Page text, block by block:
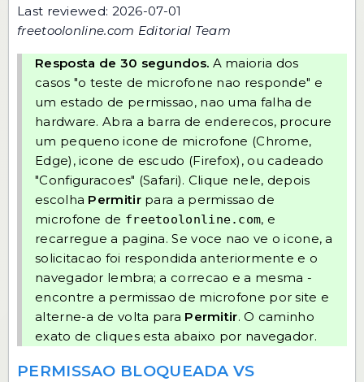
Last reviewed: 2026-07-01
freetoolonline.com Editorial Team
Resposta de 30 segundos. A maioria dos
casos "o teste de microfone nao responde" e
um estado de permissao, nao uma falha de
hardware. Abra a barra de enderecos, procure
um pequeno icone de microfone (Chrome,
Edge), icone de escudo (Firefox), ou cadeado
"Configuracoes" (Safari). Clique nele, depois
escolha Permitirpara a permissao de
microfone de freetoolonline.com, e
recarregue a pagina. Se voce nao ve o icone, a
solicitacao foi respondida anteriormente e o
navegador lembra; a correcao e a mesma -
encontre a permissao de microfone por site e
alterne-a de volta para Permitir. O caminho
exato de cliques esta abaixo por navegador.
PERMISSAO BLOQUEADA VS